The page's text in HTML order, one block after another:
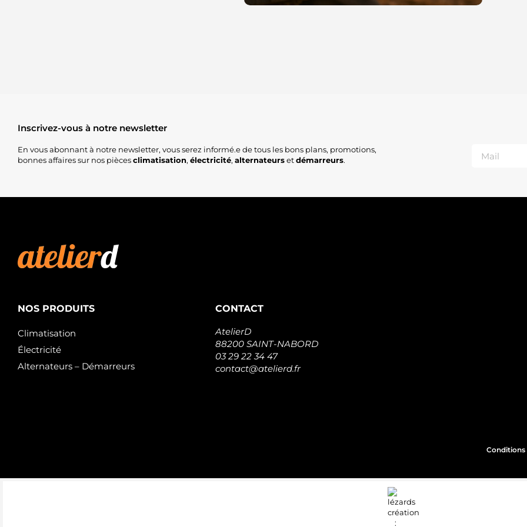
Inscrivez-vous à notre newsletter
En vous abonnant à notre newsletter, vous serez informé.e de tous les bons plans, promotions,
bonnes affaires sur nos piècesclimatisation, électricité, alternateursetdémarreurs.
NOS PRODUITS
Climatisation
Électricité
Alternateurs – Démarreurs
CONTACT
AtelierD
88200 SAINT-NABORD
03 29 22 34 47
contact@atelierd.fr
Conditions